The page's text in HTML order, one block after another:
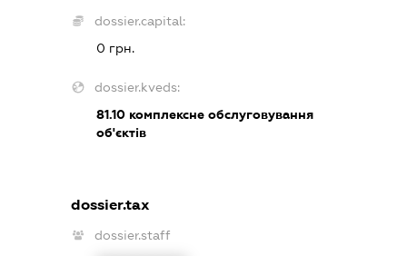
dossier.capital:
0 грн.
dossier.kveds:
81.10комплексне обслуговування
об'єктів
dossier.tax
dossier.staff